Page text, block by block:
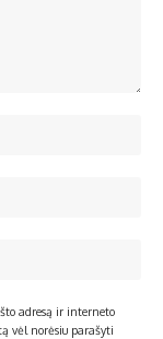
adresą ir interneto
vėl norėsiu parašyti